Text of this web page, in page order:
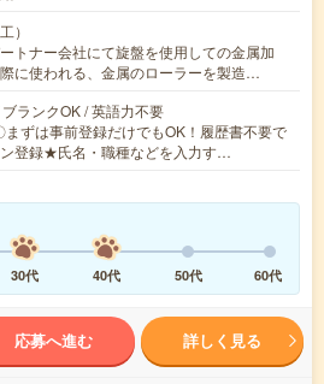
）
トナー会社にて旋盤を使用しての金属加
に使われる、金属のローラーを製造…
ランクOK / 英語力不要
ずは事前登録だけでもOK！履歴書不要で
登録★氏名・職種などを入力す…
30代 40代 50代 60代
応募へ進む 詳しく見る